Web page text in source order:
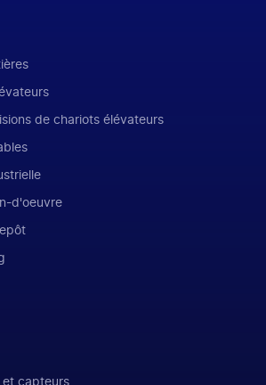
de chariots élévateurs
d'oeuvre
et capteurs